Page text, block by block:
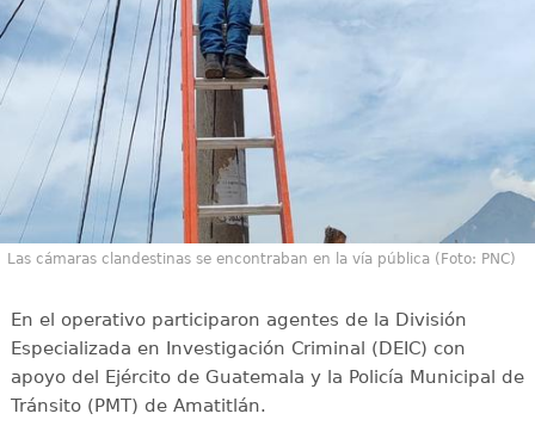
Las cámaras clandestinas se encontraban en la vía pública (Foto: PNC)
En el operativo participaron agentes de la División
Especializada en Investigación Criminal (DEIC) con
apoyo del Ejército de Guatemala y la Policía Municipal de
Tránsito (PMT) de Amatitlán.